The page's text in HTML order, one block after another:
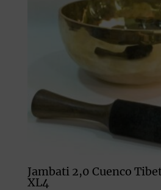
Jambati 2,0 Cuenco
XL4